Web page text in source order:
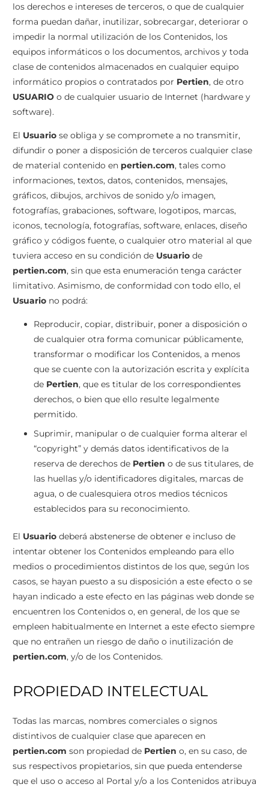
los derechos e intereses de terceros, o que de cualquier
forma puedan dañar, inutilizar, sobrecargar, deteriorar o
impedir la normal utilización de los Contenidos, los
equipos informáticos o los documentos, archivos y toda
clase de contenidos almacenados en cualquier equipo
informático propios o contratados por Pertien, de otro
USUARIO o de cualquier usuario de Internet (hardware y
software).
El Usuario se obliga y se compromete a no transmitir,
difundir o poner a disposición de terceros cualquier clase
de material contenido en pertien.com, tales como
informaciones, textos, datos, contenidos, mensajes,
gráficos, dibujos, archivos de sonido y/o imagen,
fotografías, grabaciones, software, logotipos, marcas,
iconos, tecnología, fotografías, software, enlaces, diseño
gráfico y códigos fuente, o cualquier otro material al que
tuviera acceso en su condición de Usuario de
pertien.com, sin que esta enumeración tenga carácter
limitativo. Asimismo, de conformidad con todo ello, el
Usuario no podrá:
Reproducir, copiar, distribuir, poner a disposición o
de cualquier otra forma comunicar públicamente,
transformar o modificar los Contenidos, a menos
que se cuente con la autorización escrita y explícita
de Pertien, que es titular de los correspondientes
derechos, o bien que ello resulte legalmente
permitido.
Suprimir, manipular o de cualquier forma alterar el
“copyright” y demás datos identificativos de la
reserva de derechos de Pertien o de sus titulares, de
las huellas y/o identificadores digitales, marcas de
agua, o de cualesquiera otros medios técnicos
establecidos para su reconocimiento.
El Usuario deberá abstenerse de obtener e incluso de
intentar obtener los Contenidos empleando para ello
medios o procedimientos distintos de los que, según los
casos, se hayan puesto a su disposición a este efecto o se
hayan indicado a este efecto en las páginas web donde se
encuentren los Contenidos o, en general, de los que se
empleen habitualmente en Internet a este efecto siempre
que no entrañen un riesgo de daño o inutilización de
pertien.com, y/o de los Contenidos.
PROPIEDAD INTELECTUAL
Todas las marcas, nombres comerciales o signos
distintivos de cualquier clase que aparecen en
pertien.com son propiedad de Pertien o, en su caso, de
sus respectivos propietarios, sin que pueda entenderse
que el uso o acceso al Portal y/o a los Contenidos atribuya